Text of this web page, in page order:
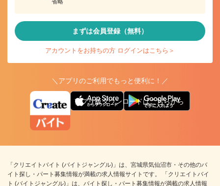
省略
まずは会員登録（無料）
アカウントをお持ちの方 ログインはこちら＞
＼アプリのご利用でもっと便利に！／
アプリ版ダウンロードはこちらから
「クリエイトバイト (バイトジャングル)」は、宮城県気仙沼市・その他のバ
イト探し・パート募集情報が満載の求人情報サイトです。 「クリエイトバイ
ト (バイトジャングル)」は、バイト探し・パート募集情報が満載の求人情報